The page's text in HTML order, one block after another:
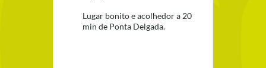
Lugar bonito e acolhedor a 20
min de Ponta Delgada.